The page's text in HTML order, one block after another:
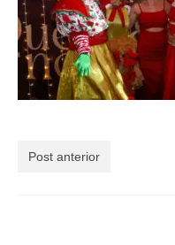
Currículo
Post anterior